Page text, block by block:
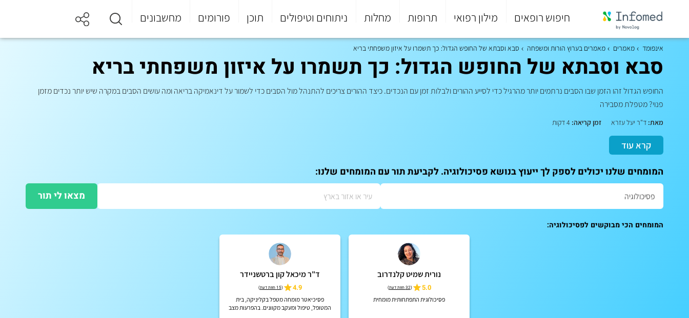
חיפוש רופאים מילון רפואי תרופות מחלות ניתוחים וטיפולים תוכן פורומים מחשבונים
סוף
התפריט
אינפומד מאמרים מאמרים בערוץ הורות ומשפחה סבא וסבתא של החופש הגדול: כך תשמרו על איזון משפחתי בריא
סבא וסבתא של החופש הגדול: כך תשמרו על איזון משפחתי בריא
החופש הגדול זהו הזמן שבו הסבים נרתמים יותר מהרגיל כדי לסייע ההורים ולבלות זמן עם הנכדים. כיצד ההורים צריכים להתנהל מול הסבים כדי לשמור על דינאמיקה בריאה ומה עושים הסבים במקרה שיש יותר נכדים מזמן
פנוי? מטפלת מסבירה
מאת: ד"ר יעל עזרא זמן קריאה:
קרא עוד
המומחים שלנו יכולים לספק לך ייעוץ בנושא פסיכולוגיה. לקביעת תור עם המומחים שלנו:
מצאו לי תור
המומחים הכי מבוקשים לפסיכולוגיה:
נורית שמיט קלנדרוב
5.0
(32 חוות דעת )
פסיכולוגית התפתחותית מומחית
ד"ר מיכאל קון ברטשניידר
4.9
(15 חוות דעת )
פסיכיאטר מומחה מטפל בקליניקה, בית
המטופל, טיפול ומעקב מקוונים. בהפרעות מצב